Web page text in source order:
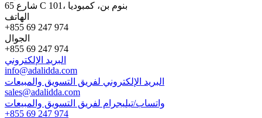
65 شارع C 101، بنوم بن، كمبوديا
الهاتف
+855 69 247 974
الجوال
+855 69 247 974
البريد الإلكتروني
info@adalidda.com
البريد الإلكتروني لفريق التسويق والمبيعات
sales@adalidda.com
واتساب/تيليجرام لفريق التسويق والمبيعات
+855 69 247 974